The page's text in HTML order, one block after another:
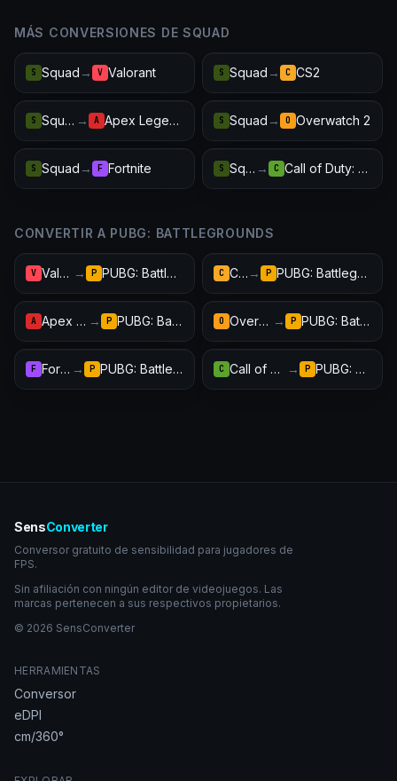
MÁS CONVERSIONES DE SQUAD
S Squad → V Valorant S Squad → C CS2
S Squad → A Apex Legends S Squad → O Overwatch 2
S Squad → F Fortnite S Squad → C Call of Duty: Warzone
CONVERTIR A PUBG: BATTLEGROUNDS
V Valorant → P PUBG: Battlegrounds C CS2 → P PUBG: Battlegrounds
A Apex Legends → P PUBG: Battlegrounds O Overwatch 2 → P PUBG: Battlegrounds
F Fortnite → P PUBG: Battlegrounds C Call of Duty: Warzone → P PUBG: Battlegrounds
SensConverter
Conversor gratuito de sensibilidad para jugadores de
FPS.
Sin afiliación con ningún editor de videojuegos. Las
marcas pertenecen a sus respectivos propietarios.
© 2026 SensConverter
HERRAMIENTAS
Conversor
eDPI
cm/360°